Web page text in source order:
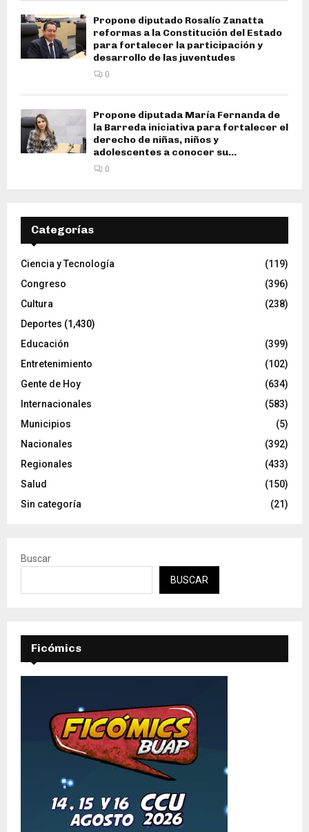
Propone diputado Rosalío Zanatta
reformas a la Constitución del Estado
para fortalecer la participación y
desarrollo de las juventudes
0
Propone diputada María Fernanda de
la Barreda iniciativa para fortalecer el
derecho de niñas, niños y
adolescentes a conocer su...
0
Categorías
Ciencia y Tecnología
(119)
Congreso
(396)
Cultura
(238)
Deportes (1,430)
Educación
(399)
Entretenimiento
(102)
Gente de Hoy
(634)
Internacionales
(583)
Municipios
(5)
Nacionales
(392)
Regionales
(433)
Salud
(150)
Sin categoría
(21)
Buscar
BUSCAR
Ficómics